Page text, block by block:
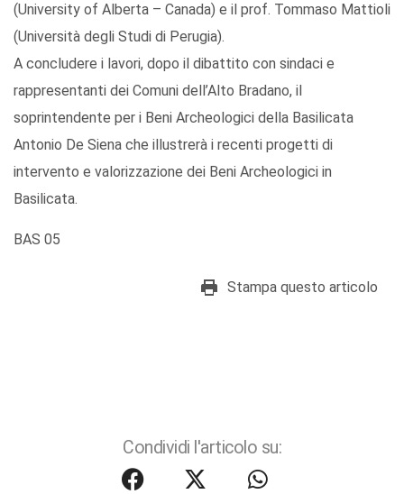
(University of Alberta – Canada) e il prof. Tommaso Mattioli
(Università degli Studi di Perugia).
A concludere i lavori, dopo il dibattito con sindaci e
rappresentanti dei Comuni dell’Alto Bradano, il
soprintendente per i Beni Archeologici della Basilicata
Antonio De Siena che illustrerà i recenti progetti di
intervento e valorizzazione dei Beni Archeologici in
Basilicata.
BAS 05
Stampa questo articolo
Condividi l'articolo su: